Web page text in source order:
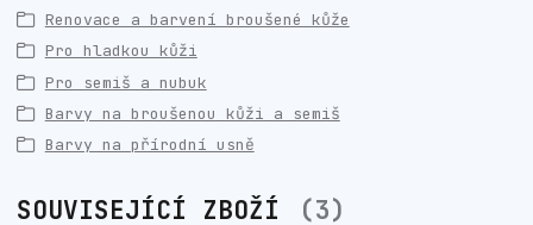
Renovace a barvení broušené kůže
Pro hladkou kůži
Pro semiš a nubuk
Barvy na broušenou kůži a semiš
Barvy na přírodní usně
SOUVISEJÍCÍ ZBOŽÍ 3